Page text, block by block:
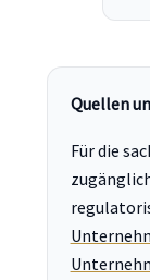
Quellen
Für die